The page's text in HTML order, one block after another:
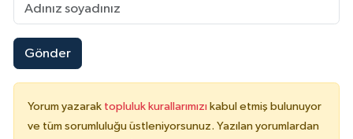
Gönder
Yorum yazarak topluluk kurallarımızı kabul etmiş bulunuyor
ve tüm sorumluluğu üstleniyorsunuz. Yazılan yorumlardan